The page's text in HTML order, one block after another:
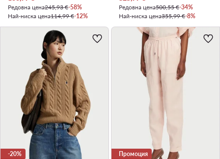
Редовна цена245,93 €-58%
Най-ниска цена114,99 €-12%
Редовна цена500,55 €-34%
Най-ниска цена355,99 €-8%
-20% Промоция